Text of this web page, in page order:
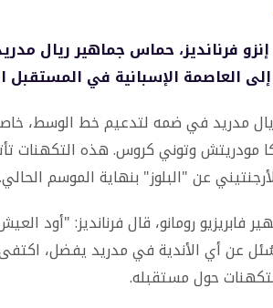
فرنانديز، حماس جماهير ريال
العاصمة الإسبانية في المستقبل
ريال مدريد في ضمه لتدعيم خط الوسط،
مودريتش وتوني كروس. هذه التكهنات
عن "البلوز" بنهاية الموسم الحالي.
رومانو، قال فرنانديز: "أود
عن أي الأندية في مدريد يفضل، اكتفى
حول مستقبله.